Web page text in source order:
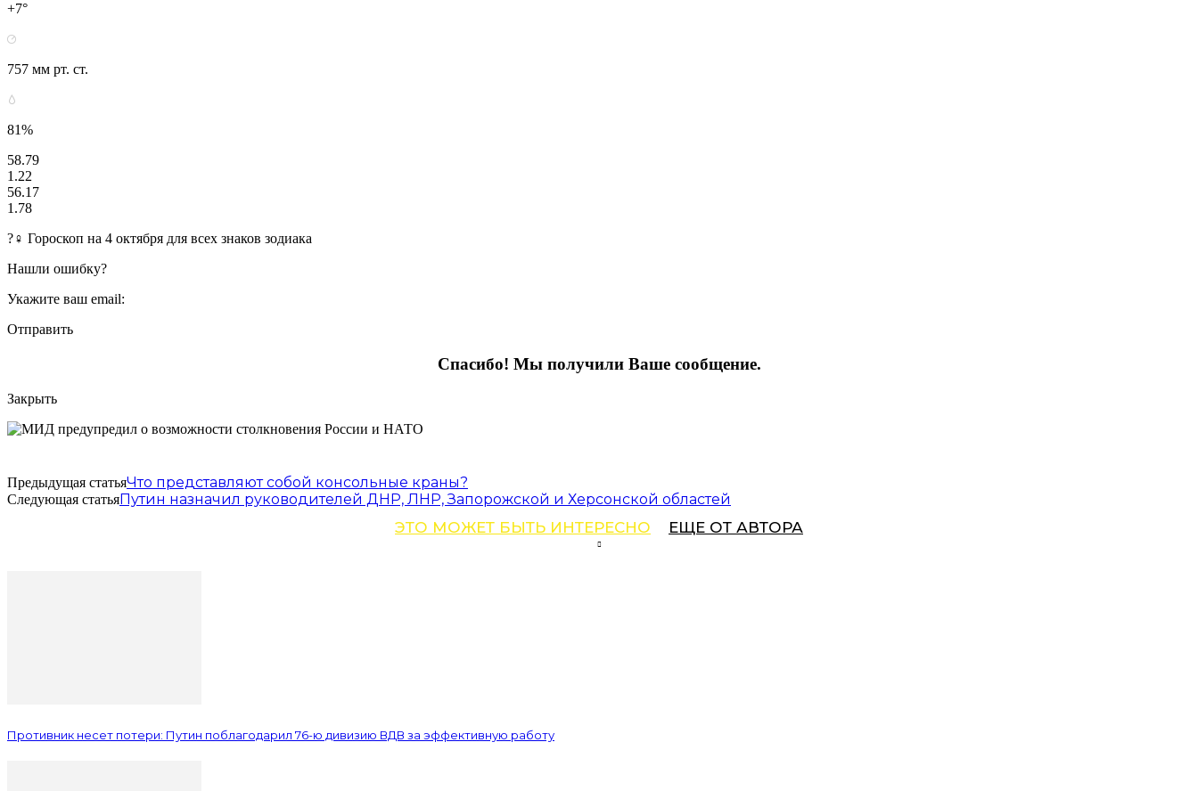
+7°
757 мм рт. ст.
81%
58.79
1.22
56.17
1.78
?‍♀ Гороскоп на 4 октября для всех знаков зодиака
Нашли ошибку?
Укажите ваш email:
Отправить
Спасибо! Мы получили Ваше сообщение.
Закрыть
Предыдущая статьяЧто представляют собой консольные краны?
Следующая статьяПутин назначил руководителей ДНР, ЛНР, Запорожской и Херсонской областей
ЭТО МОЖЕТ БЫТЬ ИНТЕРЕСНО ЕЩЕ ОТ АВТОРА
Противник несет потери: Путин поблагодарил 76-ю дивизию ВДВ за эффективную работу